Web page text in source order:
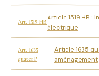
Art. 1519 HB
Article 1519 HB :
électrique
Art. 1635
quater P
Article 1635
aménagement